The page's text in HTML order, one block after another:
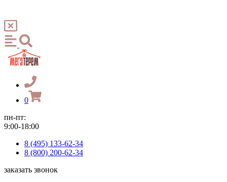
0
пн-пт:
9:00-18:00
8 (495) 133-62-34
8 (800) 200-62-34
заказать звонок